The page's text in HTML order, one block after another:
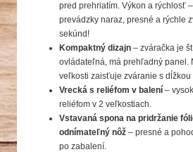
pred prehriatím. Výkon a rýchlosť
prevádzky naraz, presné a rýchle
sekúnd!
Kompaktný dizajn – zváračka je
ovládateľná, má prehľadný panel.
veľkosti zaisťuje zváranie s dĺžkou
Vrecká s reliéfom v balení –
reliéfom v 2 veľkostiach.
Vstavaná spona na pridržanie
odnímateľný nôž – presné a
po zabalení.